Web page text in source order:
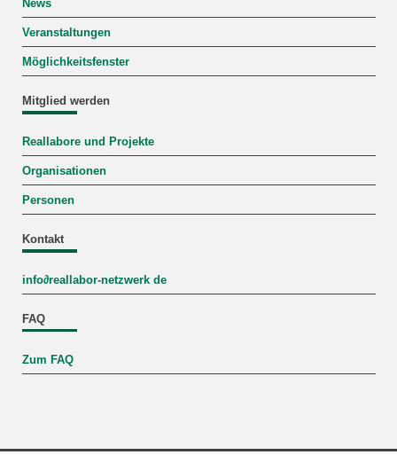
News
Veranstaltungen
Möglichkeitsfenster
Mitglied werden
Reallabore und Projekte
Organisationen
Personen
Kontakt
info∂reallabor-netzwerk de
FAQ
Zum FAQ